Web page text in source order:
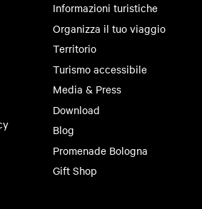
Informazioni turistiche
Organizza il tuo viaggio
Territorio
Turismo accessibile
Media & Press
Download
Blog
Promenade Bologna
Gift Shop